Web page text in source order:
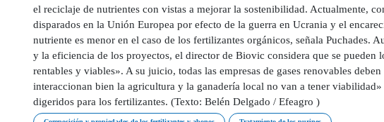
el reciclaje de nutrientes con vistas a mejorar la sostenibilidad. Actualmente,
disparados en la Unión Europea por efecto de la guerra en Ucrania y el
nutriente es menor en el caso de los fertilizantes orgánicos, señala Puchades.
y la eficiencia de los proyectos, el director de Biovic considera que se pueden
rentables y viables». A su juicio, todas las empresas de gases renovables
interaccionan bien la agricultura y la ganadería local no van a tener
digeridos para los fertilizantes. (Texto: Belén Delgado / Efeagro )